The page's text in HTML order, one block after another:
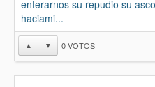
enterarnos su repudio su
haciami...
▲ ▼ 0VOTOS